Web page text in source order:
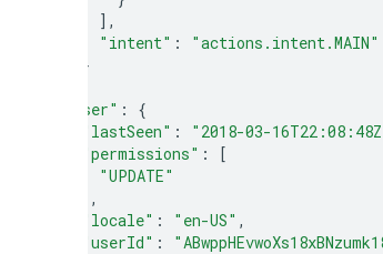
],
"intent" :
"actions.intent.MAIN"
}
"user" :
{
"lastSeen" : "2018-03-
"permissions" :
[
"UPDATE"
],
"locale" : "en-US" ,
"userId" :